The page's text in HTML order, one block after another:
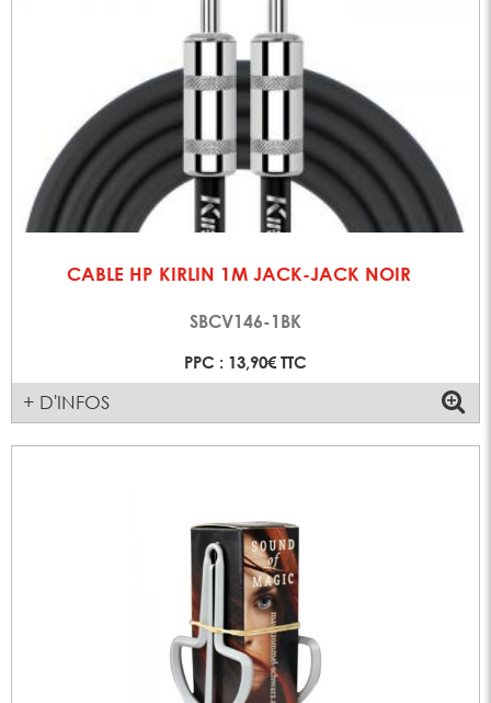
CABLE HP KIRLIN 1M JACK-JACK NOIR
SBCV146-1BK
PPC : 13,90€ TTC
+ D'INFOS